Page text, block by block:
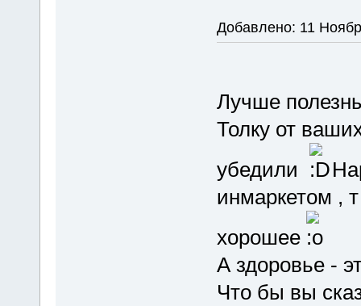
Добавлено: 11
Лучше
Толку от
убедили
инмаркетом ,
хорошее
А здоровье -
Что бы вы